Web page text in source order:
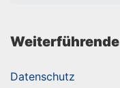
Datenschutz